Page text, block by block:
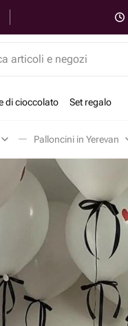
articoli e negozi
di cioccolato Set regalo
Palloncini in Yerevan